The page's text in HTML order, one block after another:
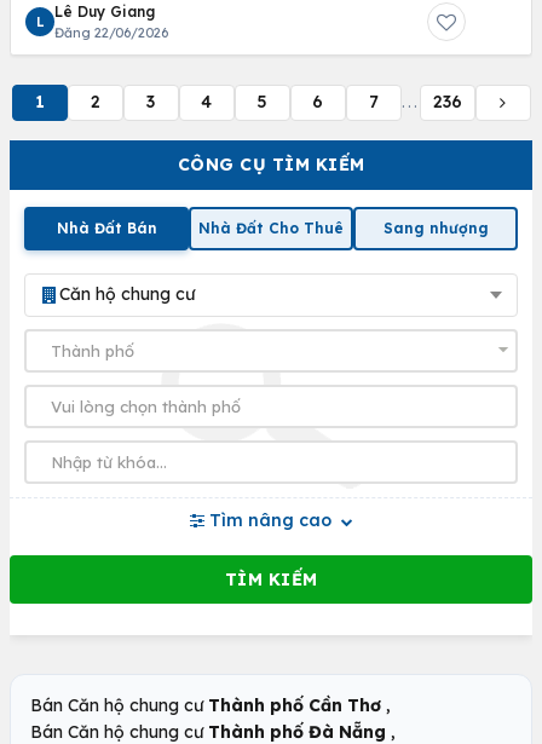
CÔNG CỤ TÌM KIẾM
Nhà Đất Bán Nhà Đất Cho Thuê Sang nhượng
Căn hộ chung cư
Tìm nâng cao
L
Lê Duy Giang
Đăng 22/06/2026
1 2 3 4 5 6 7 ... 236
Bán Căn hộ chung cư Thành phố Cần Thơ ,
Bán Căn hộ chung cư Thành phố Đà Nẵng ,